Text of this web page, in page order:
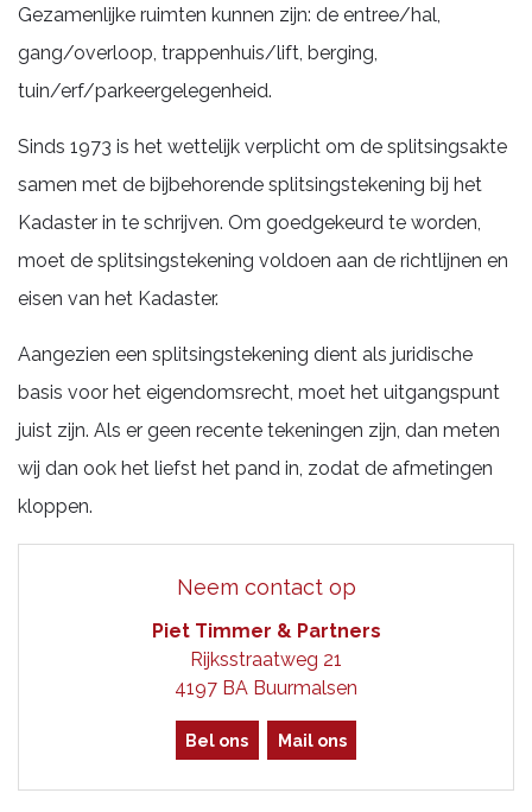
Gezamenlijke ruimten kunnen zijn: de entree/hal,
gang/overloop, trappenhuis/lift, berging,
tuin/erf/parkeergelegenheid.
Sinds 1973 is het wettelijk verplicht om de splitsingsakte
samen met de bijbehorende splitsingstekening bij het
Kadaster in te schrijven. Om goedgekeurd te worden,
moet de splitsingstekening voldoen aan de richtlijnen en
eisen van het Kadaster.
Aangezien een splitsingstekening dient als juridische
basis voor het eigendomsrecht, moet het uitgangspunt
juist zijn. Als er geen recente tekeningen zijn, dan meten
wij dan ook het liefst het pand in, zodat de afmetingen
kloppen.
Neem contact op
Piet Timmer & Partners
Rijksstraatweg 21
4197 BA Buurmalsen
Bel ons Mail ons